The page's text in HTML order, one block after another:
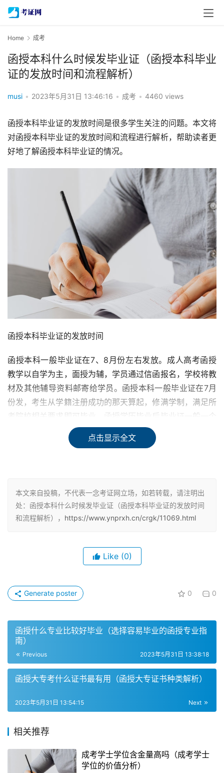
Home 成考
函授本科什么时候发毕业证（函授本科毕业
证的发放时间和流程解析）
musi • 2023年5月31日 13:46:16 • 成考 • 4460 views
函授本科毕业证的发放时间是很多学生关注的问题。本文将
对函授本科毕业证的发放时间和流程进行解析，帮助读者更
好地了解函授本科毕业证的情况。
函授本科毕业证的发放时间
函授本科一般毕业证在7、8月份左右发放。成人高考函授
教学以自学为主，面授为辅，学员通过信函报名，学校将教
材及其他辅导资料邮寄给学员。函授本科一般毕业证在7月
份发，考生从学籍注册成功的那天算起，修满学制，满足所
考院校相关要求即可毕业。函授学历毕业后毕业证一般一个
月内便能拿到，但具体要视院校的毕业通知及函授站的通知
为准，个别院校毕业证的发放形式以邮寄为准。
毕业证书发放时间为每年的3月27日至4月7日(正常工作
日)，上午8:00，下午2:00。地点在教育学院(嘉桂科学楼一
层)，联系人为魏老师。成人高考函授颁发毕业证一般是在
书颁发时间大约在7月份左右，详细毕业时间还以院校公布
函授本科毕业证的相关问题
成学制和课程的考生才能获得毕业证。成人高考函授报名时
间为每年的8月份下旬至9月份上旬，考试时间为10月份。
成人高考一年一次，考生通过考试后次年3月就可以入学
了，成考学制一般为几年。函授毕业时间在每年几月份，函
授一般毕业证在7月份发。成人高考函授教学以自学为主，
邮寄给学员。在完成学业后，考生需要按照学校规定的流程
过通知等方式告知学生领取毕业证书的具体时间和地点。考
生需要按照规定时间和地点前往领取毕业证书，同时需要携
带相关的证件和材料。
点击显示全文
本文来自投稿，不代表一念考证网立场，如若转载，请注明出
处：函授本科什么时候发毕业证（函授本科毕业证的发放时间
和流程解析）， https://www.ynprxh.cn/crgk/11069.html
Like (0)
0 0
Generate poster
函授什么专业比较好毕业（选择容易毕业的函授专业指
南）
Previous 2023年5月31日 13:38:18
函授大专考什么证书最有用（函授大专证书种类解析）
Next
2023年5月31日 13:54:15
相关推荐
成考学士学位含金量高吗（成考学士
学位的价值分析）